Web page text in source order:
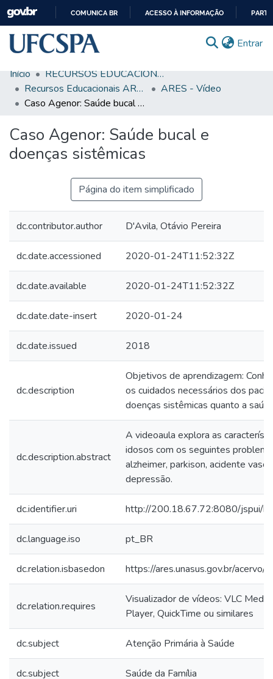
CONTEÚDO
COMUNICA BR ACESSO À INFORMAÇÃO
Entrar
Comunidades & Coleções
Busca Facetada
Estatísticas
Autoarquivamento
Sobre o RI-UFCSPA
Ajuda
Início
RECURSOS EDUCACIONAIS
Recursos Educacionais ARES/UNA-SUS
ARES - Vídeo
Caso Agenor: Saúde bucal e doenças sistêmicas
Caso Agenor: Saúde bucal e
doenças sistêmicas
Página do item simplificado
dc.contributor.author D'Avila, Otávio Pereira
dc.date.accessioned 2020-01-24T11:52:32Z
dc.date.available 2020-01-24T11:52:32Z
dc.date.date-insert 2020-01-24
dc.date.issued 2018
dc.description
Objetivos de aprendizagem:
os cuidados necessários dos
doenças sistêmicas quanto a
dc.description.abstract
A videoaula explora as
idosos com os seguintes
alzheimer, parkison, acidente
depressão.
dc.identifier.uri http://200.18.67.72:8080/jspui/
dc.language.iso pt_BR
dc.relation.isbasedon https://ares.unasus.gov.br/
dc.relation.requires
Visualizador de vídeos: VLC
Player, QuickTime ou similares
dc.subject Atenção Primária à Saúde
dc.subject Saúde da Família